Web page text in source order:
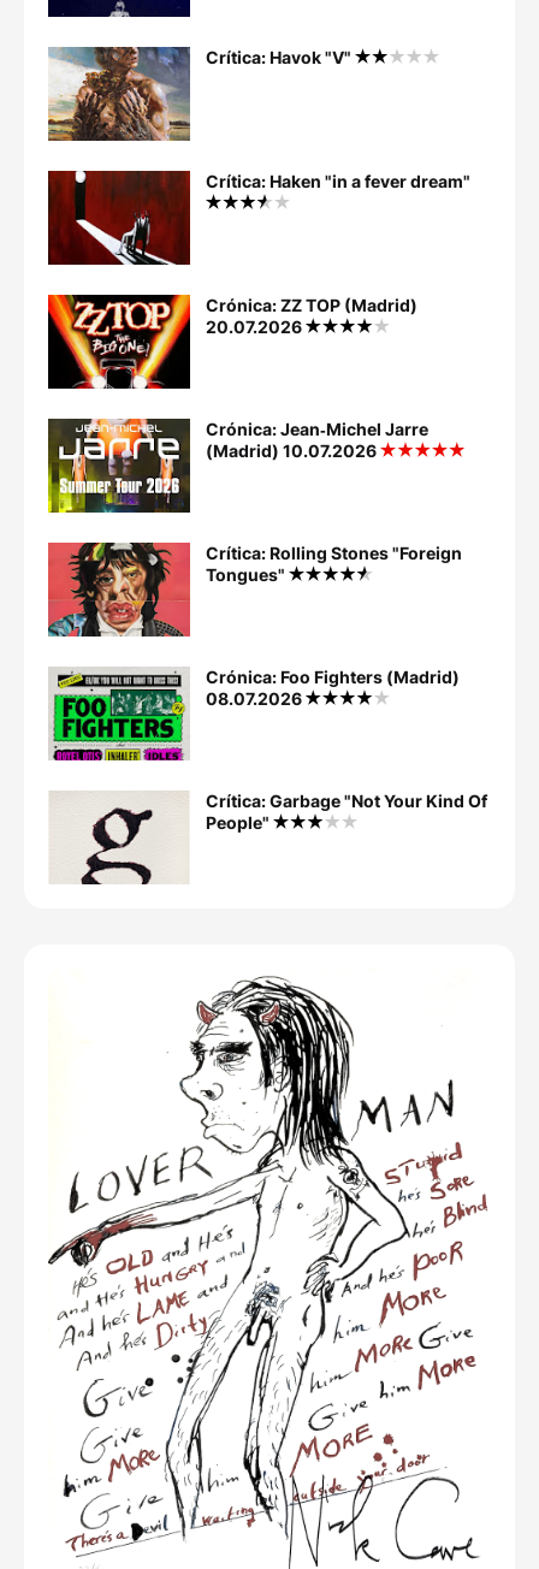
Crítica: Havok "V"
Crítica: Haken "in a fever dream"
Crónica: ZZ TOP (Madrid)
20.07.2026
Crónica: Jean‐Michel Jarre
(Madrid) 10.07.2026
Crítica: Rolling Stones "Foreign
Tongues"
Crónica: Foo Fighters (Madrid)
08.07.2026
Crítica: Garbage "Not Your Kind Of
People"